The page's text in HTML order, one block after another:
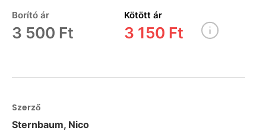
Borító ár
3 500 Ft
Kötött ár
3 150 Ft
Szerző
Sternbaum, Nico